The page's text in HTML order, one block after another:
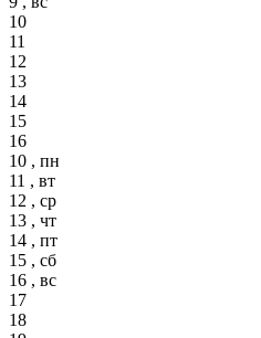
10
11
12
13
14
15
16
10 , пн
11 , вт
12 , ср
13 , чт
14 , пт
15 , сб
16 , вс
17
18